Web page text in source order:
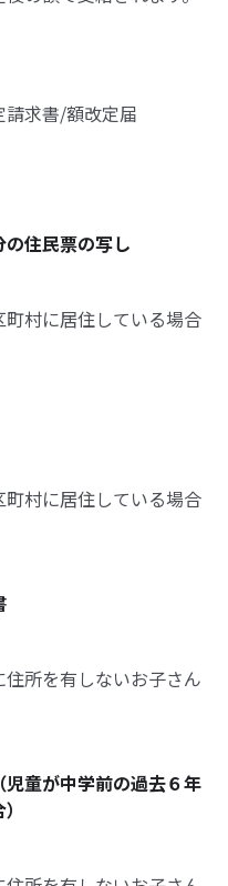
請求書/額改定届
住民票の写し
村に居住している場合
村に居住している場合
所を有しないお子さん
童が中学前の過去６年